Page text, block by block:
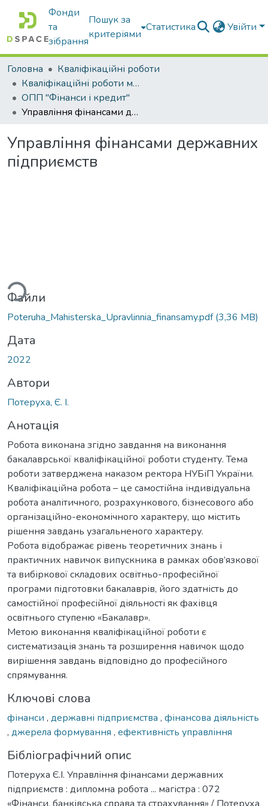
Фонди
та
зібрання
Пошук за
критеріями
Статистика Увійти
Головна
Кваліфікаційні роботи
Кваліфікаційні роботи магістрів
ОПП "Фінанси і кредит"
Управління фінансами державних підприємств
Управління фінансами державних
підприємств
Файли
Poteruha_Мahisterska_Upravlinnia_finansamy.pdf(3,36 MB)
Дата
2022
Автори
Потеруха, Є. І.
Анотація
Робота виконана згідно завдання на виконання
бакалаврської кваліфікаційної роботи студенту. Тема
роботи затверджена наказом ректора НУБіП України.
Кваліфікаційна робота – це самостійна індивідуальна
робота аналітичного, розрахункового, бізнесового або
організаційно-економічного характеру, що містить
рішення завдань узагальненого характеру.
Робота відображає рівень теоретичних знань і
практичних навичок випускника в рамках обов’язкової
та вибіркової складових освітньо-професійної
програми підготовки бакалаврів, його здатність до
самостійної професійної діяльності як фахівця
освітнього ступеню «Бакалавр».
Метою виконання кваліфікаційної роботи є
систематизація знань та розширення навичок щодо
вирішення завдань відповідно до професійного
спрямування.
Ключові слова
фінанси , державні підприємства , фінансова діяльність
, джерела формування , ефективність управління
Бібліографічний опис
Потеруха Є.І. Управління фінансами державних
підприємств : дипломна робота ... магістра : 072